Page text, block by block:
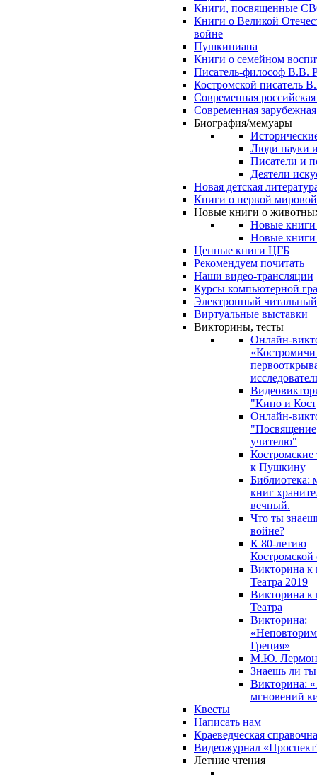
Книги, посвященные
Книги о Великой
войне
Пушкиниана
Книги о семейном
Писатель-философ В.В.
Костромской писатель
Современная российская
Современная
Биография/мемуары
Люди науки
Писатели и
Деятели
Новая детская
Книги о первой
Новые книги о
Новые книги
Новые книги
Ценные книги ЦГБ
Рекомендуем почитать
Наши видео-трансляции
Курсы компьютерной
Электронный читальный
Виртуальные выставки
Викторины, тесты
Онлайн-
"Кино и
Онлайн-
"Посвящение
учителю"
к Пушкину
Библиотека:
книг
вечный.
Что ты
войне?
К 80-летию
Костромской
Викторина к
Театра 2019
Викторина к
Театра
Викторина:
Греция»
М.Ю.
Знаешь ли
Викторина:
мгновений
Квесты
Написать нам
Краеведческая
Видеожурнал
Летние чтения